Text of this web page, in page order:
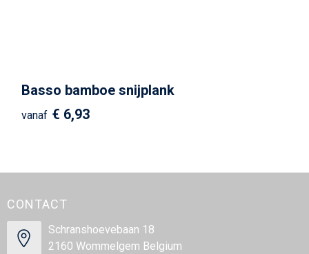
Basso bamboe snijplank
vanaf € 6,93
CONTACT
Schranshoevebaan 18
2160 Wommelgem Belgium